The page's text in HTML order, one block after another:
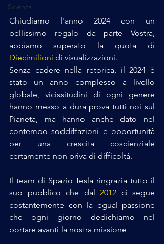
Scienza
Chiudiamo l'anno 2024 con un
bellissimo regalo da parte Vostra,
Diecimilioni di visualizzazioni.
Senza cadere nella retorica, il 2024 è
stato un anno complesso a livello
globale, vicissitudini di ogni genere
hanno messo a dura prova tutti noi sul
Pianeta, ma hanno anche dato nel
contempo soddiffazioni e opportunità
per una crescita coscienziale
certamente non priva di difficoltà.
Il team di Spazio Tesla ringrazia tutto il
suo pubblico che dal 2012 ci segue
costantemente con la egual passione
che ogni giorno dedichiamo nel
portare avanti la nostra missione